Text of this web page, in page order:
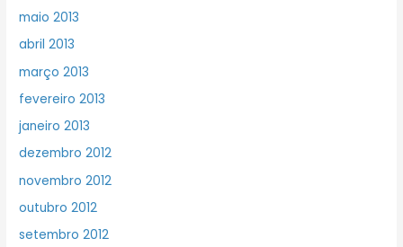
maio 2013
abril 2013
março 2013
fevereiro 2013
janeiro 2013
dezembro 2012
novembro 2012
outubro 2012
setembro 2012